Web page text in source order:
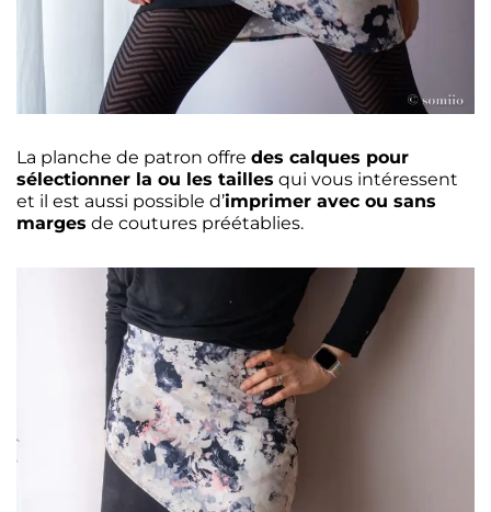
La planche de patron offre des calques pour
sélectionner la ou les tailles qui vous intéressent
et il est aussi possible d’imprimer avec ou sans
marges de coutures préétablies.